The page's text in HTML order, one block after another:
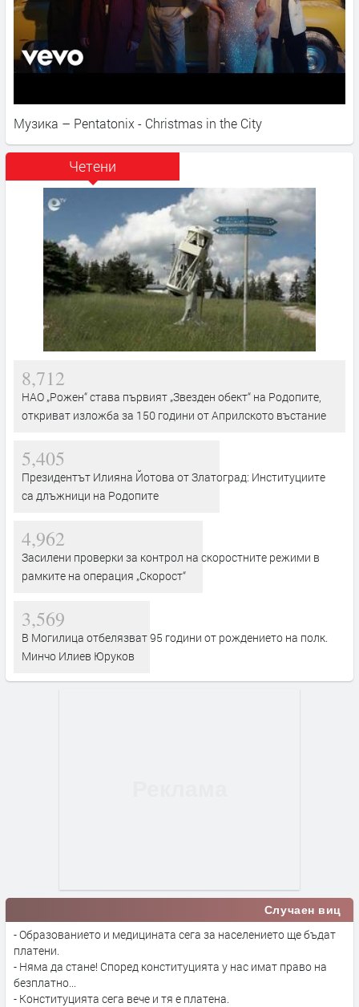
Музика – Pentatonix - Christmas in the City
Четени
8,712
НАО „Рожен“ става първият „Звезден обект“ на Родопите,
откриват изложба за 150 години от Априлското въстание
5,405
Президентът Илияна Йотова от Златоград: Институциите
са длъжници на Родопите
4,962
Засилени проверки за контрол на скоростните режими в
рамките на операция „Скорост“
3,569
В Могилица отбелязват 95 години от рождението на полк.
Минчо Илиев Юруков
Случаен виц
- Образованието и медицината сега за населението ще бъдат
платени.
- Няма да стане! Според конституцията у нас имат право на
безплатно...
- Конституцията сега вече и тя е платена.